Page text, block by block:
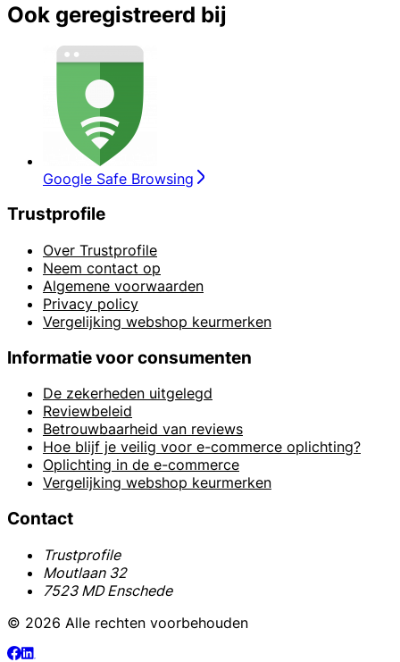
Ook geregistreerd bij
Google Safe Browsing
Trustprofile
Over Trustprofile
Neem contact op
Algemene voorwaarden
Privacy policy
Vergelijking webshop keurmerken
Informatie voor consumenten
De zekerheden uitgelegd
Reviewbeleid
Betrouwbaarheid van reviews
Hoe blijf je veilig voor e-commerce oplichting?
Oplichting in de e-commerce
Vergelijking webshop keurmerken
Contact
Trustprofile
Moutlaan 32
7523 MD Enschede
© 2026 Alle rechten voorbehouden